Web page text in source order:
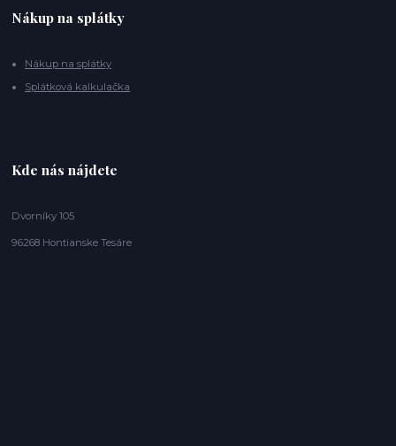
Nákup na splátky
Nákup na splátky
Splátková kalkulačka
Kde nás nájdete
Dvorníky 105
96268 Hontianske Tesáre